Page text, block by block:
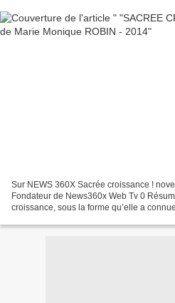
Sur NEWS 360X Sacrée croissance !
Fondateur de News360x Web Tv 0
croissance, sous la forme qu’elle a